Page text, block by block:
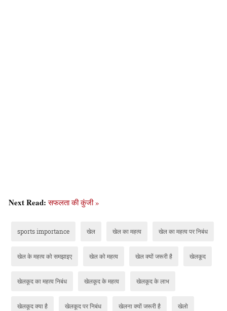
Next Read:सफलता की कुंजी »
sports importance खेल खेल का महत्व खेल का महत्व पर निबंध
खेल के महत्व को समझाइए खेल को महत्व खेल क्यों जरूरी है खेलकूद
खेलकूद का महत्व निबंध खेलकूद के महत्व खेलकूद के लाभ
खेलकूद क्या है खेलकूद पर निबंध खेलना क्यों जरूरी है खेलो